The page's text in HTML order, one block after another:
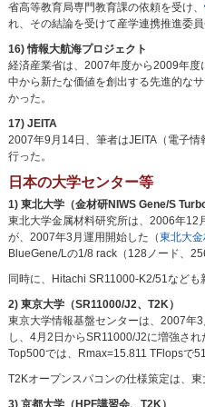
省高等教育局専門教育課の依頼を受け、
れ、その結論を受けて産学連携推進委員
16) 情報大航海プロジェクト
経済産業省は、2007年度から2009年
中から新たな価値を創出する先進的な
かった。
17) JEITA
2007年9月14日、筆者はJEITA（電子
行った。
日本の大学センター等
1) 東北大学（金材研NIWS Gene/S Turbo
東北大学金属材料研究所は、2006年12
が、2007年3月運用開始した（東北大
BlueGene/Lの1/8 rack（128ノード、
同時に、Hitachi SR11000-K2/51なども
2) 東京大学（SR11000/J2、T2K）
東京大学情報基盤センターは、2007年
し、4月2日からSR11000/J2に増強さ
Top500では、Rmax=15.811 TFlopsで
T2Kオープンスパコンの仕様策定は、
3) 京都大学（HPF講習会、T2K）